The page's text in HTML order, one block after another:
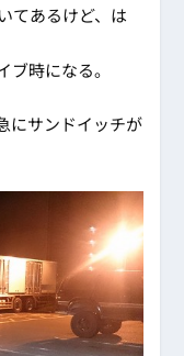
てあるけど、は
時になる。
にサンドイッチが